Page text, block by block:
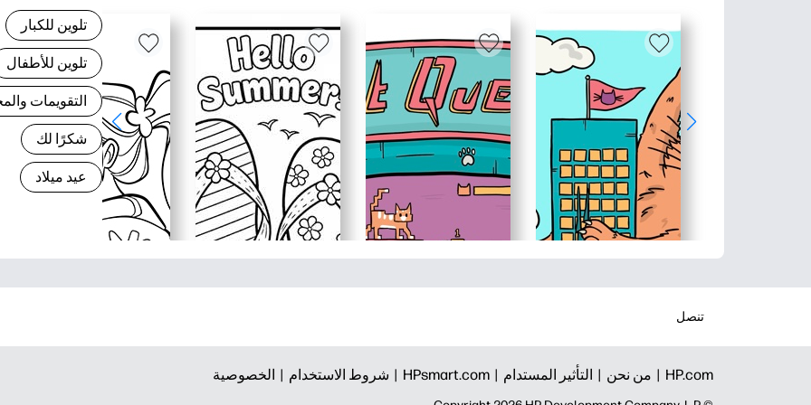
تلوين للكبار
تلوين للأطفال
التقويمات
شكرًا لك
عيد ميلاد
تنصل
HP.com | من نحن | التأثير المستدام | HPsmart.com | شروط الاستخدام | الخصوصية